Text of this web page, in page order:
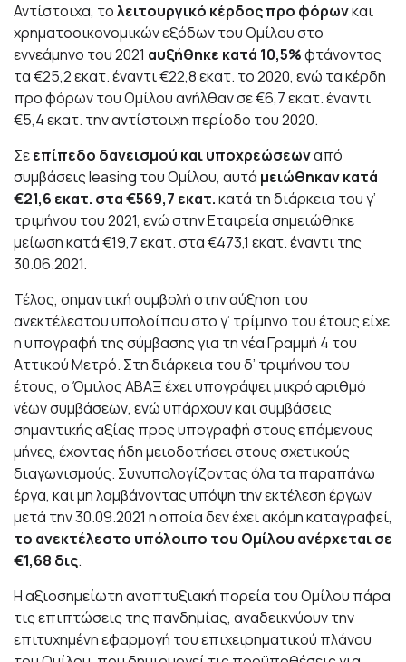
Αντίστοιχα, τολειτουργικό κέρδος προ φόρωνκαι
χρηματοοικονομικών εξόδων του Ομίλου στο
εννεάμηνο του 2021 αυξήθηκε κατά 10,5%φτάνοντας
τα €25,2 εκατ. έναντι €22,8 εκατ. το 2020, ενώ τα κέρδη
προ φόρων του Ομίλου ανήλθαν σε €6,7 εκατ. έναντι
€5,4 εκατ. την αντίστοιχη περίοδο του 2020.
Σεεπίπεδο δανεισμού και υποχρεώσεωναπό
συμβάσεις leasing του Ομίλου, αυτά μειώθηκαν κατά
€21,6 εκατ. στα €569,7 εκατ.κατά τη διάρκεια του γ’
τριμήνου του 2021, ενώ στην Εταιρεία σημειώθηκε
μείωση κατά €19,7 εκατ. στα €473,1 εκατ. έναντι της
30.06.2021.
Τέλος, σημαντική συμβολή στην αύξηση του
ανεκτέλεστου υπολοίπου στο γ’ τρίμηνο του έτους είχε
η υπογραφή της σύμβασης για τη νέα Γραμμή 4 του
Αττικού Μετρό. Στη διάρκεια του δ’ τριμήνου του
έτους, ο Όμιλος ΑΒΑΞ έχει υπογράψει μικρό αριθμό
νέων συμβάσεων, ενώ υπάρχουν και συμβάσεις
σημαντικής αξίας προς υπογραφή στους επόμενους
μήνες, έχοντας ήδη μειοδοτήσει στους σχετικούς
διαγωνισμούς. Συνυπολογίζοντας όλα τα παραπάνω
έργα, και μη λαμβάνοντας υπόψη την εκτέλεση έργων
μετά την 30.09.2021 η οποία δεν έχει ακόμη καταγραφεί,
το ανεκτέλεστο υπόλοιπο του Ομίλου ανέρχεται σε
€1,68 δις.
Η αξιοσημείωτη αναπτυξιακή πορεία του Ομίλου πάρα
τις επιπτώσεις της πανδημίας, αναδεικνύουν την
επιτυχημένη εφαρμογή του επιχειρηματικού πλάνου